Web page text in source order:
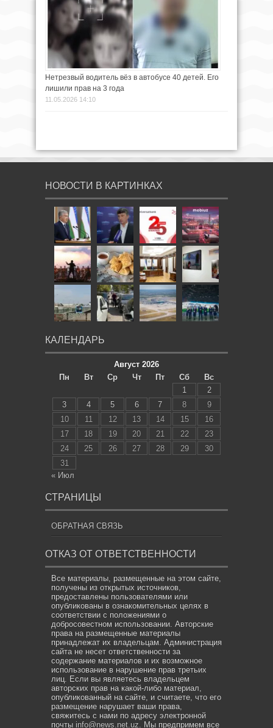
Нетрезвый водитель вёз в автобусе 40 детей. Его
лишили прав на 3 года
11.05.2026 14:10
НОВОСТИ В КАРТИНКАХ
КАЛЕНДАРЬ
Август 2026
Пн
Вт Ср Чт Пт Сб
Вс
1
2
3
4 5 6 7 8
9
10
11 12 13 14 15
16
17
18 19 20 21 22
23
24
25 26 27 28 29
30
31
« Июл
СТРАНИЦЫ
ОБРАТНАЯ СВЯЗЬ
ОТКАЗ ОТ ОТВЕТСТВЕННОСТИ
Все материалы, размещенные на этом сайте,
получены из открытых источников,
предоставлены пользователями или
опубликованы в ознакомительных целях в
соответствии с положениями о
добросовестном использовании. Авторские
права на размещенные материалы
принадлежат их владельцам. Администрация
сайта не несет ответственности за
содержание материалов и их возможное
использование в нарушение прав третьих
лиц. Если вы являетесь владельцем
авторских прав на какой-либо материал,
опубликованный на сайте, и считаете, что его
размещение нарушает ваши права,
свяжитесь с нами по адресу электронной
почты info@news.net.uz. Мы предпримем все